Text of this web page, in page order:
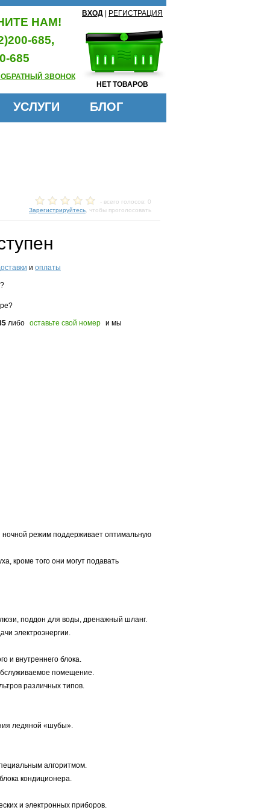
НАМ!
685,
685
ЗВОНОК
ВХОД РЕГИСТРАЦИЯ
НЕТ ТОВАРОВ
УСЛУГИ БЛОГ
- всего голосов: 0
Зарегистрируйтесь , чтобы проголосовать
и оплаты
либо оставьте свой номер и мы
ночной режим поддерживает оптимальную
кроме того они могут подавать
поддон для воды, дренажный шланг.
электроэнергии.
и внутреннего блока.
помещение.
различных типов.
ледяной «шубы».
алгоритмом.
кондиционера.
и электронных приборов.